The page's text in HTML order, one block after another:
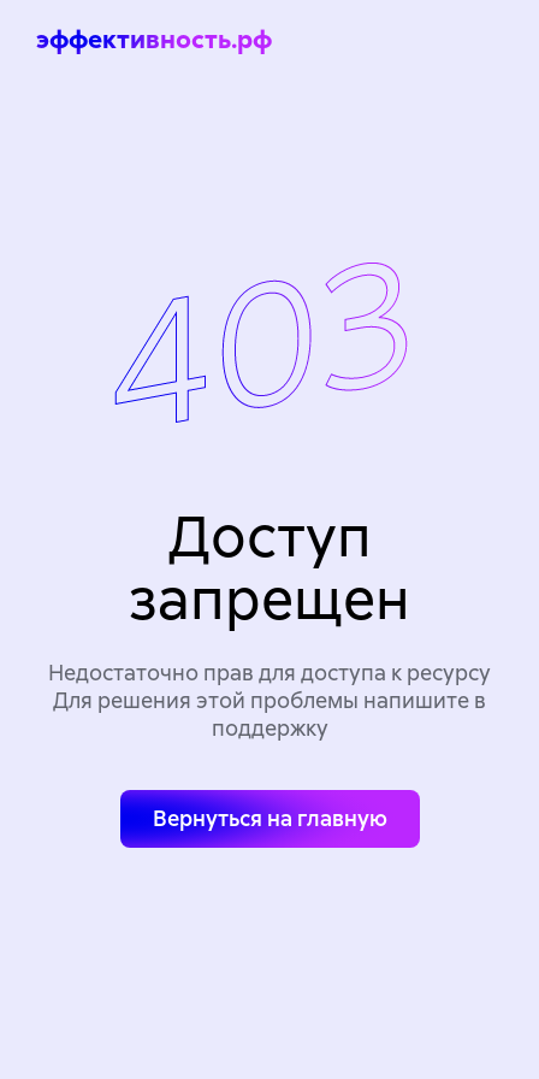
эффективность.рф
Доступ
запрещен
Недостаточно прав для доступа к ресурсу
Для решения этой проблемы напишите в
поддержку
Вернуться на главную